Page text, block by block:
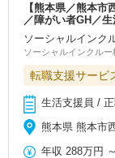
【熊本県／熊本
／障がい者GH／
ソーシャルインク
ソーシャルインクルー
転職支援サービ
生活支援員 / 正
熊本県 熊本市
年収 288万円